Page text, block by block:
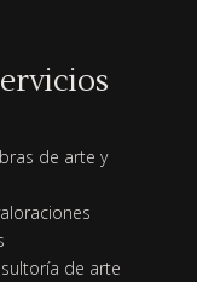
de arte y
de arte